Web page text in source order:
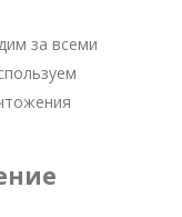
за всеми